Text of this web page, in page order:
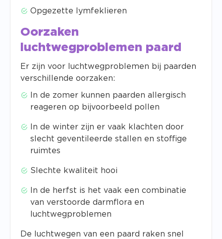
Opgezette lymfeklieren
Oorzaken
luchtwegproblemen paard
Er zijn voor luchtwegproblemen bij paarden
verschillende oorzaken:
In de zomer kunnen paarden allergisch
reageren op bijvoorbeeld pollen
In de winter zijn er vaak klachten door
slecht geventileerde stallen en stoffige
ruimtes
Slechte kwaliteit hooi
In de herfst is het vaak een combinatie
van verstoorde darmflora en
luchtwegproblemen
De luchtwegen van een paard raken snel